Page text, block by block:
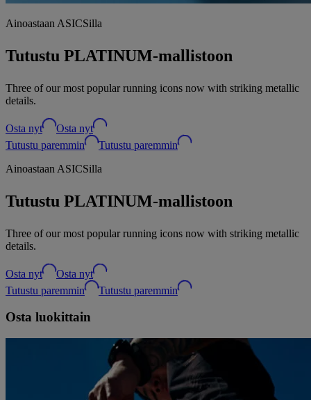
Ainoastaan ASICSilla
Tutustu PLATINUM-mallistoon
Three of our most popular running icons now with striking metallic
details.
Osta nyt
Osta nyt
Tutustu paremmin
Tutustu paremmin
Ainoastaan ASICSilla
Tutustu PLATINUM-mallistoon
Three of our most popular running icons now with striking metallic
details.
Osta nyt
Osta nyt
Tutustu paremmin
Tutustu paremmin
Osta luokittain